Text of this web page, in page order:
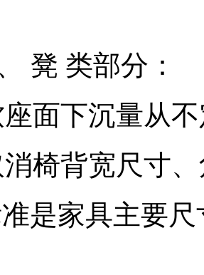
类部分：
下沉量从不
背宽尺寸、
家具主要尺